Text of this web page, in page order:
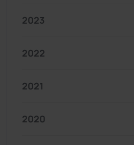
2023
2022
2021
2020